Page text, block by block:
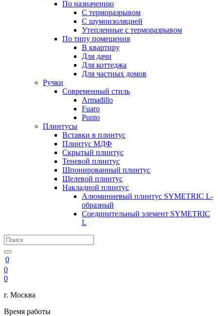
По назначению
С терморазрывом
С шумоизоляцией
Утепленные с терморазрывом
По типу помещения
В квартиру
Для дачи
Для коттеджа
Для частных домов
Ручки
Современный стиль
Armadillo
Fuaro
Punto
Плинтусы
Вставки в плинтус
Плинтус МДФ
Скрытый плинтус
Теневой плинтус
Шпонированный плинтус
Щелевой плинтус
Накладной плинтус
Алюминиевый плинтус SYMETRIC L-
образный
Соединительный элемент SYMETRIC
L
0
0
0
г. Москва
Время работы